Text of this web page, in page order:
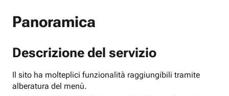
Panoramica
Descrizione del servizio
Il sito ha molteplici funzionalità raggiungibili tramite
alberatura del menù.